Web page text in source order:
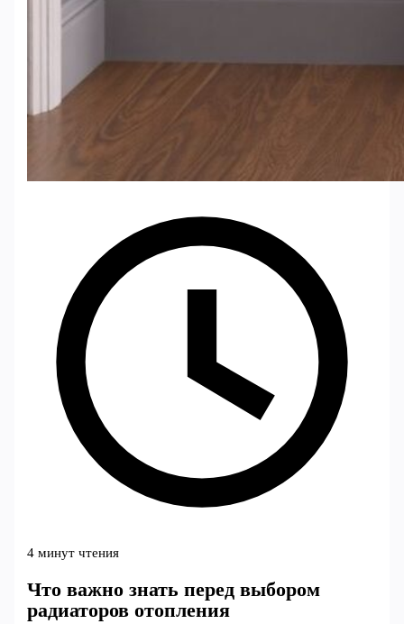
4 минут чтения
Что важно знать перед выбором
радиаторов отопления